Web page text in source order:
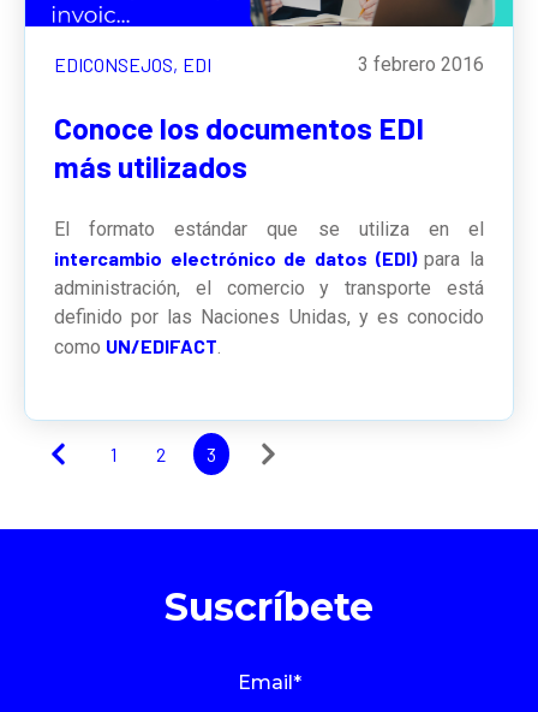
EDICONSEJOS, EDI 3 febrero 2016
Conoce los documentos EDI
más utilizados
El formato estándar que se utiliza en el
intercambio electrónico de datos (EDI)para la
administración, el comercio y transporte está
definido por las Naciones Unidas, y es conocido
como UN/EDIFACT.
1 2 3
Suscríbete
Email *